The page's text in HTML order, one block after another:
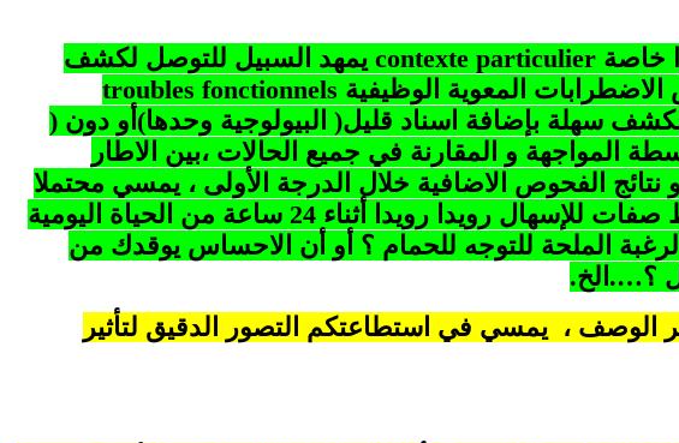
خاصة contexte particulier يمهد السبيل للتوصل لكشف
المعوية الوظيفية
troubles fonctionnels
سهلة بإضافة اسناد قليل( البيولوجية وحدها)أو دون (
المواجهة و المقارنة في جميع الحالات ،بين الاطار
نتائج الفحوص الاضافية خلال الدرجة الأولى ، يمسي محتملا
التخلي عن الفحوص و اختيار فحص الدرجة الثانية . و يعتقد مفيدا في ختام السؤال بسط صفات للإسهال رويدا رويدا أثناء 24 ساعة من الحياة اليومية
الملحة للتوجه للحمام ؟ أو أن الاحساس يوقدك من
؟….الخ.
الوصف ، يمسي في استطاعتكم التصور الدقيق لتأثير